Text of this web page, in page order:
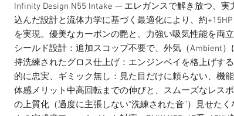
Infinity Design N55 Intake — エレガンスで解き放つ、実
込んだ設計と流体力学に基づく最適化により、約
を実現。優美なカーボンの艶と、力強い吸気性能を両
シールド設計：追加スコップ不要で、外気（Ambient）
持洗練されたグロス仕上げ：エンジンベイを格上げす
的に忠実、ギミック無し：見た目だけに頼らない、機
体感メリット中高回転までの伸びと、スムーズなレス
の上質化（過度に主張しない“洗練された音”）見せた